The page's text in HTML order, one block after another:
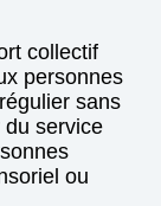
collectif
personnes
sans
service
ou